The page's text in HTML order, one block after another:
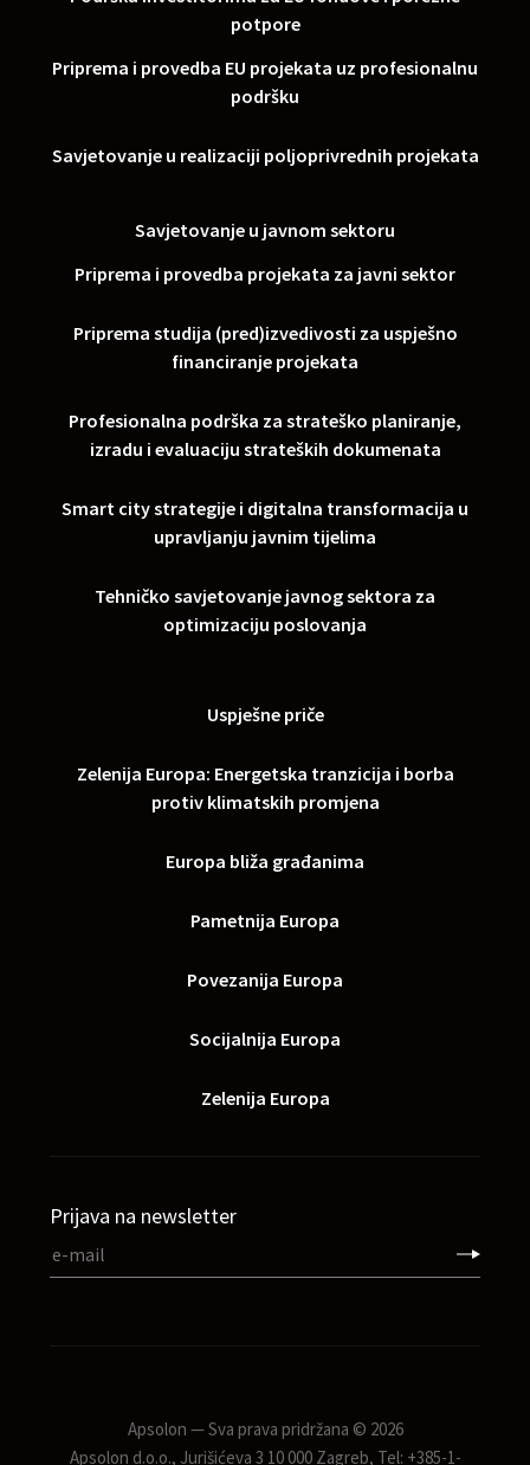
potpore
Priprema i provedba EU projekata uz profesionalnu
podršku
Savjetovanje u realizaciji poljoprivrednih projekata
Savjetovanje u javnom sektoru
Priprema i provedba projekata za javni sektor
Priprema studija (pred)izvedivosti za uspješno
financiranje projekata
Profesionalna podrška za strateško planiranje,
izradu i evaluaciju strateških dokumenata
Smart city strategije i digitalna transformacija u
upravljanju javnim tijelima
Tehničko savjetovanje javnog sektora za
optimizaciju poslovanja
Uspješne priče
Zelenija Europa: Energetska tranzicija i borba
protiv klimatskih promjena
Europa bliža građanima
Pametnija Europa
Povezanija Europa
Socijalnija Europa
Zelenija Europa
Prijava na newsletter
Apsolon — Sva prava pridržana © 2026
Apsolon d.o.o., Jurišićeva 3 10 000 Zagreb, Tel: +385-1-